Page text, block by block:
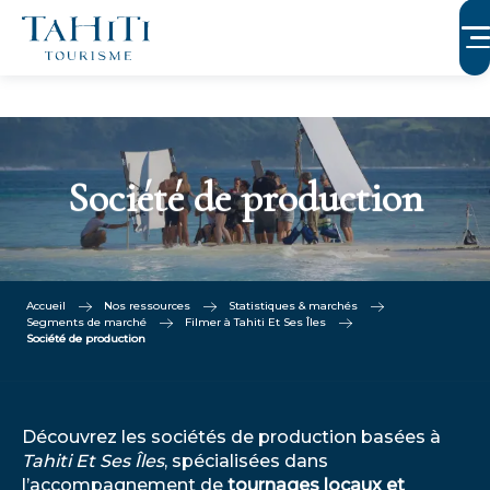
Aller
contenu
Société de production
Accueil Nos ressources
Statistiques & marchés
Segments de marché
Filmer à Tahiti Et Ses Îles
Société de production
Découvrez les sociétés de production basées à
Tahiti Et Ses Îles, spécialisées dans
l’accompagnement de tournages locaux et